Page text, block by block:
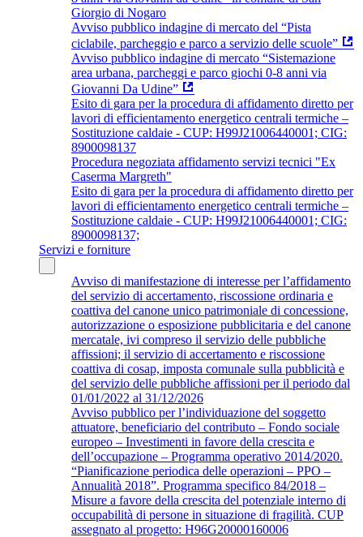
Giorgio di Nogaro
Avviso pubblico indagine di mercato del “Pista
ciclabile, parcheggio e parco a servizio delle scuole”
Avviso pubblico indagine di mercato “Sistemazione
area urbana, parcheggi e parco giochi 0-8 anni via
Giovanni Da Udine”
Esito di gara per la procedura di affidamento diretto per
lavori di efficientamento energetico centrali termiche –
Sostituzione caldaie - CUP: H99J21006440001; CIG:
8900098137
Procedura negoziata affidamento servizi tecnici "Ex
Caserma Margreth"
Esito di gara per la procedura di affidamento diretto per
lavori di efficientamento energetico centrali termiche –
Sostituzione caldaie - CUP: H99J21006440001; CIG:
8900098137;
Servizi e forniture
Avviso di manifestazione di interesse per l’affidamento
del servizio di accertamento, riscossione ordinaria e
coattiva del canone unico patrimoniale di concessione,
autorizzazione o esposizione pubblicitaria e del canone
mercatale, ivi compreso il servizio delle pubbliche
affissioni; il servizio di accertamento e riscossione
coattiva di cosap, imposta comunale sulla pubblicità e
del servizio delle pubbliche affissioni per il periodo dal
01/01/2022 al 31/12/2026
Avviso pubblico per l’individuazione del soggetto
attuatore, beneficiario del contributo – Fondo sociale
europeo – Investimenti in favore della crescita e
dell’occupazione – Programma operativo 2014/2020.
“Pianificazione periodica delle operazioni – PPO –
Annualità 2018”. Programma specifico 84/2018 –
Misure a favore della crescita del potenziale interno di
occupabilità di persone in situazione di fragilità. CUP
assegnato al progetto: H96G20000160006